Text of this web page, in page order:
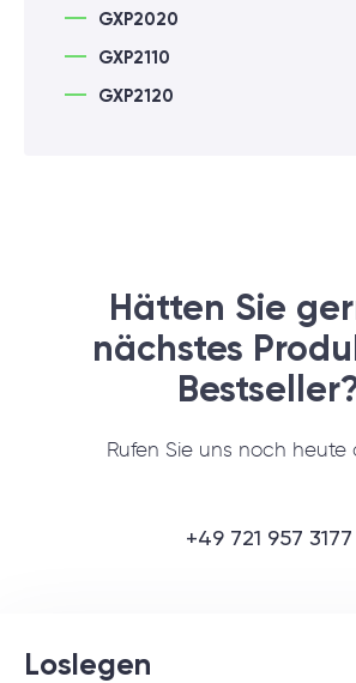
GXP2020
GXP2110
GXP2120
Hätten Sie
nächstes
Rufen Sie uns noch heute
+49 721 957 3177
Loslegen